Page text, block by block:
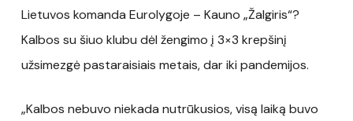
Lietuvos komanda Eurolygoje – Kauno „Žalgiris“?
Kalbos su šiuo klubu dėl žengimo į 3×3 krepšinį
užsimezgė pastaraisiais metais, dar iki pandemijos.
„Kalbos nebuvo niekada nutrūkusios, visą laiką buvo